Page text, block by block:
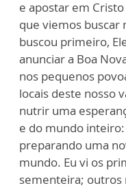
e apostar em Cristo
que viemos buscar
buscou primeiro,
anunciar a Boa
nos pequenos
locais deste nosso
nutrir uma
e do mundo
preparando uma
mundo. Eu vi os
sementeira; outros